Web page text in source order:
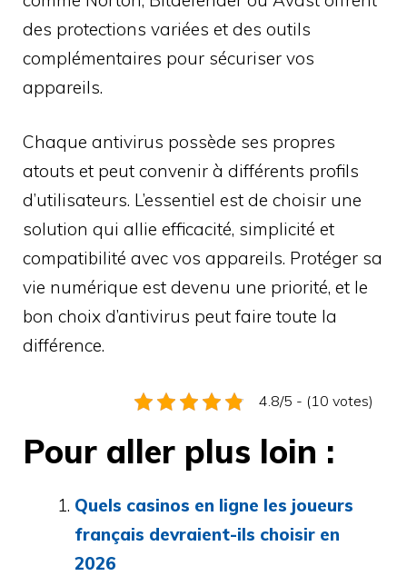
des protections variées et des outils
complémentaires pour sécuriser vos
appareils.
Chaque antivirus possède ses propres
atouts et peut convenir à différents profils
d’utilisateurs. L’essentiel est de choisir une
solution qui allie efficacité, simplicité et
compatibilité avec vos appareils. Protéger sa
vie numérique est devenu une priorité, et le
bon choix d’antivirus peut faire toute la
différence.
4.8/5 - (10 votes)
Pour aller plus loin :
Quels casinos en ligne les joueurs
français devraient-ils choisir en
2026